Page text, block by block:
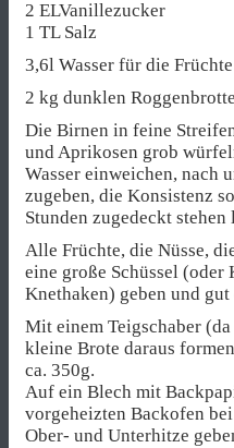
2 ELVanillezucker
1 TL Salz
3,6l Wasser für die Früchte
2 kg dunklen
Die Birnen in feine
und Aprikosen grob
Wasser einweichen, nach
zugeben, die Konsistenz
Stunden zugedeckt stehen
Alle Früchte, die Nüsse,
eine große Schüssel (oder
Knethaken) geben und
Mit einem Teigschaber
kleine Brote daraus
ca. 350g.
Auf ein Blech mit
vorgeheizten Backofen
Ober- und Unterhitze